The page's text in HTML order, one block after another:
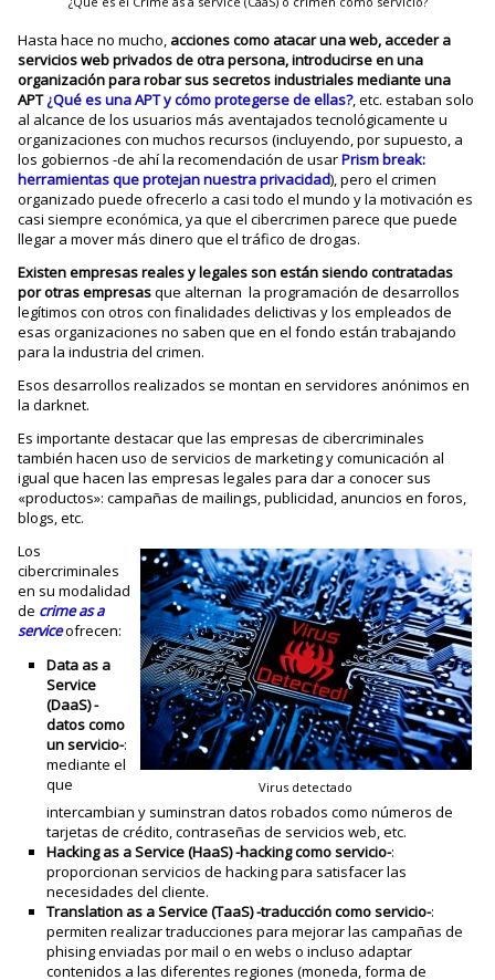
Hasta hace no mucho, acciones como atacar una web, acceder a
servicios web privados de otra persona, introducirse en una
organización para robar sus secretos industriales mediante una
APT¿Qué es una APT y cómo protegerse de ellas?, etc. estaban solo
al alcance de los usuarios más aventajados tecnológicamente u
organizaciones con muchos recursos (incluyendo, por supuesto, a
los gobiernos -de ahí la recomendación de usarPrism break:
herramientas que protejan nuestra privacidad), pero el crimen
organizado puede ofrecerlo a casi todo el mundo y la motivación es
casi siempre económica, ya que el cibercrimen parece que puede
llegar a mover más dinero que el tráfico de drogas.
Existen empresas reales y legales son están siendo contratadas
por otras empresasque alternan la programación de desarrollos
legítimos con otros con finalidades delictivas y los empleados de
esas organizaciones no saben que en el fondo están trabajando
para la industria del crimen.
Esos desarrollos realizados se montan en servidores anónimos en
la darknet.
Es importante destacar que las empresas de cibercriminales
también hacen uso de servicios de marketing y comunicación al
igual que hacen las empresas legales para dar a conocer sus
«productos»: campañas de mailings, publicidad, anuncios en foros,
blogs, etc.
Virus detectado
Los
cibercriminales
en su modalidad
de crime as a
serviceofrecen:
Data as a
Service
(DaaS) -
datos como
un servicio-:
mediante el
que
intercambian y suminstran datos robados como números de
tarjetas de crédito, contraseñas de servicios web, etc.
Hacking as a Service (HaaS) -hacking como servicio-:
proporcionan servicios de hacking para satisfacer las
necesidades del cliente.
Translation as a Service (TaaS) -traducción como servicio-:
permiten realizar traducciones para mejorar las campañas de
phising enviadas por mail o en webs o incluso adaptar
contenidos a las diferentes regiones (moneda, forma de